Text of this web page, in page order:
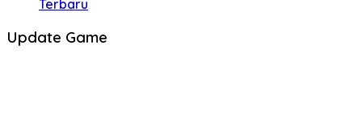
Terbaru
Update Game